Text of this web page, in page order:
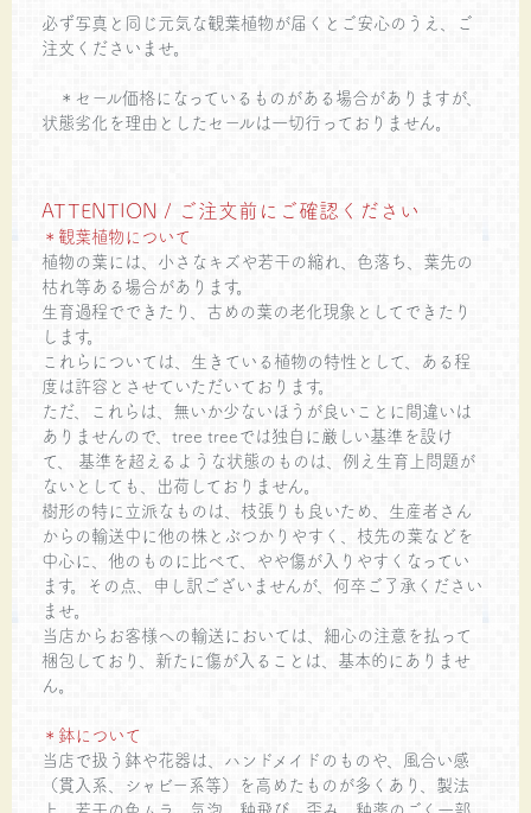
必ず写真と同じ元気な観葉植物が届くとご安心のうえ、ご
注文くださいませ。
＊セール価格になっているものがある場合がありますが、
状態劣化を理由としたセールは一切行っておりません。
ATTENTION / ご注文前にご確認ください
＊観葉植物について
植物の葉には、小さなキズや若干の縮れ、色落ち、葉先の
枯れ等ある場合があります。
生育過程でできたり、古めの葉の老化現象としてできたり
します。
これらについては、生きている植物の特性として、ある程
度は許容とさせていただいております。
ただ、これらは、無いか少ないほうが良いことに間違いは
ありませんので、tree treeでは独自に厳しい基準を設け
て、 基準を超えるような状態のものは、例え生育上問題が
ないとしても、出荷しておりません。
樹形の特に立派なものは、枝張りも良いため、生産者さん
からの輸送中に他の株とぶつかりやすく、枝先の葉などを
中心に、他のものに比べて、やや傷が入りやすくなってい
ます。その点、申し訳ございませんが、何卒ご了承ください
ませ。
当店からお客様への輸送においては、細心の注意を払って
梱包しており、新たに傷が入ることは、基本的にありませ
ん。
＊鉢について
当店で扱う鉢や花器は、ハンドメイドのものや、風合い感
（貫入系、シャビー系等）を高めたものが多くあり、製法